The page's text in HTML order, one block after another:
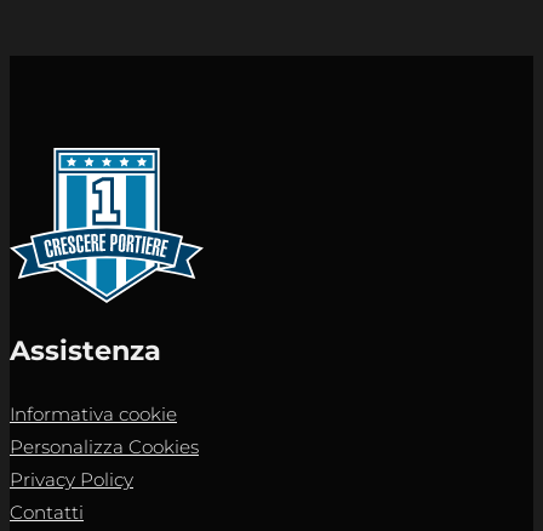
Assistenza
Informativa cookie
Personalizza Cookies
Privacy Policy
Contatti